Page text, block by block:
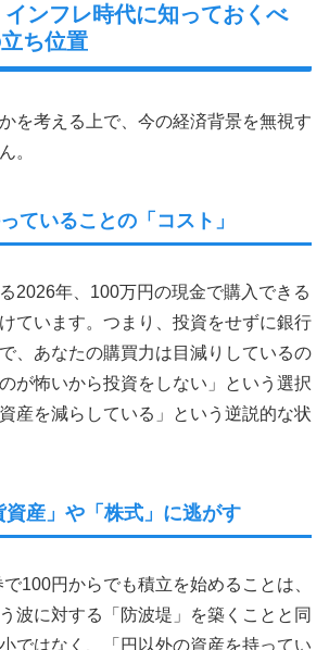
ンフレ時代に知っておくべ
ち位置
を考える上で、今の経済背景を無視す
。
ていることの「コスト」
2026年、100万円の現金で購入できる
ています。つまり、投資をせずに銀行
、あなたの購買力は目減りしているの
が怖いから投資をしない」という選択
産を減らしている」という逆説的な状
資産」や「株式」に逃がす
100円からでも積立を始めることは、
波に対する「防波堤」を築くことと同
ではなく、「円以外の資産を持ってい